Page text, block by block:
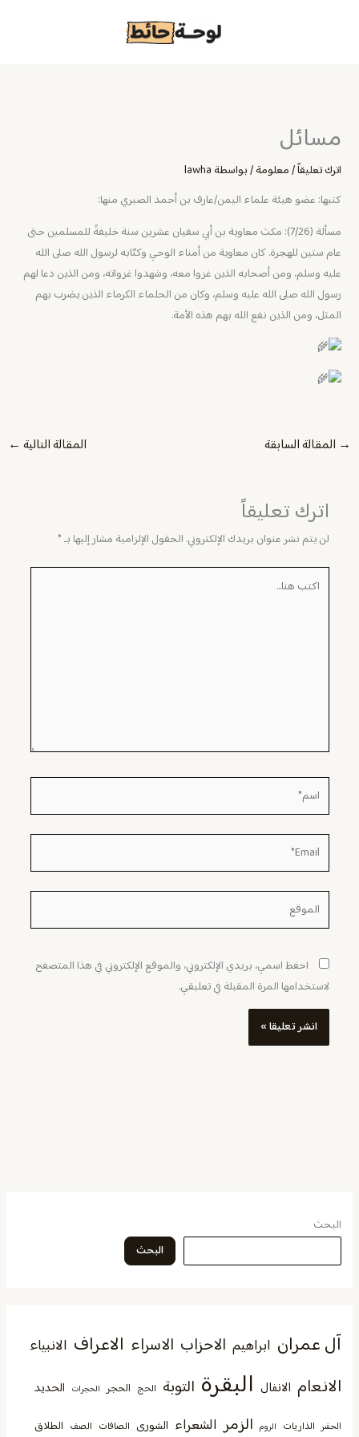
مسائل
اترك تعليقاً/معلومة/ بواسطة lawha
كتبها: عضو هيئة علماء اليمن/عارف بن أحمد الصبري منها:
مسألة (7/26): مكث معاوية بن أبي سفيان عشرين سنة خليفةً للمسلمين حتى
عام ستين للهجرة. كان معاوية من أمناء الوحي وكتّابه لرسول الله صلى الله
عليه وسلم، ومن أصحابه الذين غزوا معه، وشهدوا غزواته، ومن الذين دعا لهم
رسول الله صلى الله عليه وسلم، وكان من الحلماء الكرماء الذين يضرب بهم
المثل، ومن الذين نفع الله بهم هذه الأمة.
→ المقالة السابقة المقالة التالية ←
اترك تعليقاً
لن يتم نشر عنوان بريدك الإلكتروني. الحقول الإلزامية مشار إليها بـ*
اسم*
Email*
الموقع
احفظ اسمي، بريدي الإلكتروني، والموقع الإلكتروني في هذا المتصفح
لاستخدامها المرة المقبلة في تعليقي.
البحث
البحث
آل عمران ابراهيم الاحزاب الاسراء الاعراف الانبياء
الانعام الانفال البقرة التوبة الحج الحجر الحجرات الحديد
الحشر الذاريات الروم الزمر الشعراء الشورى الصافات الصف الطلاق